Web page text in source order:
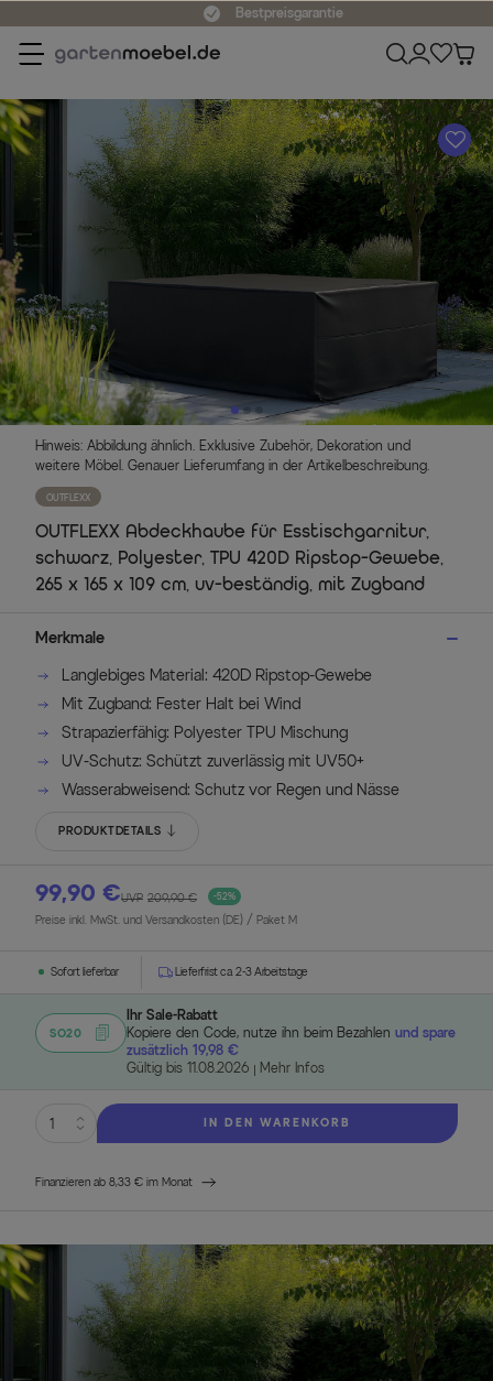
Bestpreisgarantie
A
Hinweis: Abbildung ähnlich. Exklusive Zubehör, Dekoration und
weitere Möbel. Genauer Lieferumfang in der Artikelbeschreibung.
OUTFLEXX
OUTFLEXX Abdeckhaube für Esstischgarnitur,
schwarz, Polyester, TPU 420D Ripstop-Gewebe,
265 x 165 x 109 cm, uv-beständig, mit Zugband
Merkmale
Langlebiges Material: 420D Ripstop-Gewebe
Mit Zugband: Fester Halt bei Wind
Strapazierfähig: Polyester TPU Mischung
UV-Schutz: Schützt zuverlässig mit UV50+
Wasserabweisend: Schutz vor Regen und Nässe
PRODUKTDETAILS
99,90 € -52%
UVP 209,90 €
Preise inkl. MwSt. und Versandkosten (DE) / Paket M
Sofort lieferbar Lieferfrist ca. 2-3 Arbeitstage
SO20
Ihr Sale-Rabatt
Kopiere den Code, nutze ihn beim Bezahlen und spare
zusätzlich 19,98 €
Gültig bis 11.08.2026
Mehr Infos
IN DEN WARENKORB
Finanzieren ab 8,33 € im Monat